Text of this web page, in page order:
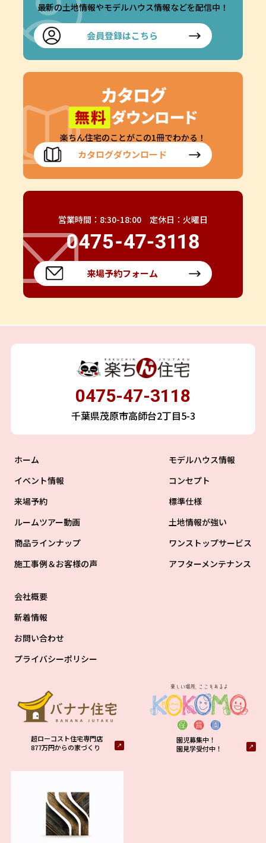
最新の土地情報やモデルハウス情報などを配信中！
会員登録はこちら
楽ちん住宅のことがこの1冊でわかる！
カタログダウンロード
営業時間：8:30-18:00 定休日：火曜日
来場予約フォーム
0475-47-3118
千葉県茂原市高師台2丁目5-3
ホーム
イベント情報
来場予約
ルームツアー動画
商品ラインナップ
施工事例＆お客様の声
モデルハウス情報
コンセプト
標準仕様
土地情報が強い
ワンストップサービス
アフターメンテナンス
会社概要
新着情報
お問い合わせ
プライバシーポリシー
超ローコスト住宅専門店
877万円からの家づくり
園児募集中！
園見学受付中！